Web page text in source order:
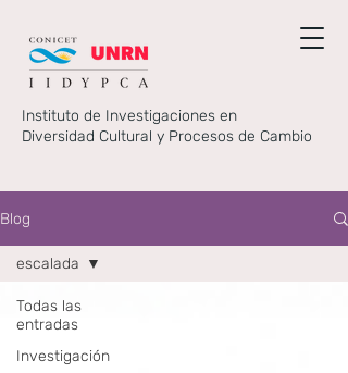
Instituto de Investigaciones en
Diversidad Cultural y Procesos de Cambio
Blog
Todas las
entradas
Investigación
escalada